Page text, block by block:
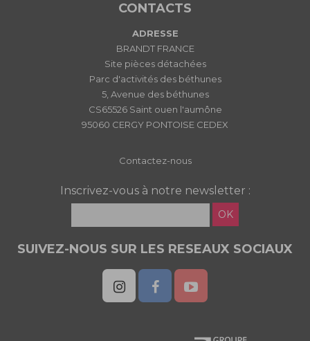
CONTACTS
ADRESSE
BRANDT FRANCE
Site pièces détachées
Parc d'activités des béthunes
5, Avenue des béthunes
CS65526 Saint ouen l'aumône
95060 CERGY PONTOISE CEDEX
Contactez-nous
Inscrivez-vous à notre newsletter :
OK
SUIVEZ-NOUS SUR LES RESEAUX SOCIAUX